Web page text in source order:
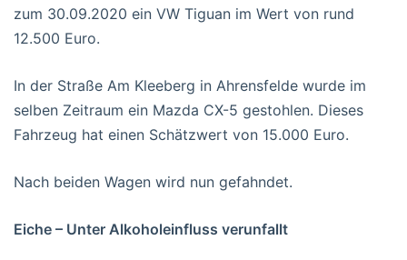
zum 30.09.2020 ein VW Tiguan im Wert von rund
12.500 Euro.
In der Straße Am Kleeberg in Ahrensfelde wurde im
selben Zeitraum ein Mazda CX-5 gestohlen. Dieses
Fahrzeug hat einen Schätzwert von 15.000 Euro.
Nach beiden Wagen wird nun gefahndet.
Eiche – Unter Alkoholeinfluss verunfallt